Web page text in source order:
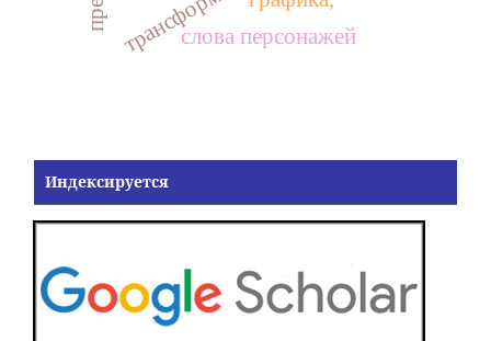
слова персонажей
Индексируется